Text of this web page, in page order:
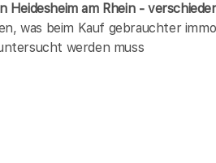
Heidesheim am Rhein -
was beim Kauf gebrauchter
werden muss